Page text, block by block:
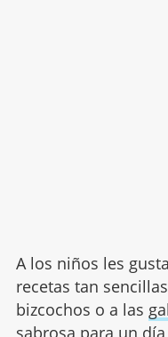
A los niños les
recetas tan
bizcochos o a las
sabrosa para un